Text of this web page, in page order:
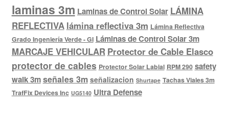
laminas 3m Laminas de Control Solar LÁMINA
REFLECTIVA lámina reflectiva 3m Lámina Reflectiva
Grado Ingeniería Verde - GI Láminas de Control Solar 3m
MARCAJE VEHICULAR Protector de Cable Elasco
protector de cables Protector Solar Labial RPM 290 safety
walk 3mseñales 3m señalizacion Shurtape Tachas Viales 3m
TrafFix Devices Inc UG5140 Ultra Defense